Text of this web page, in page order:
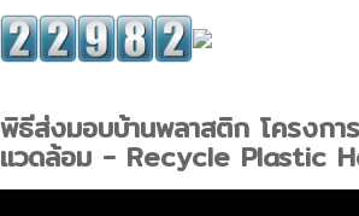
พิธีส่งมอบบ้านพลาสติก โครงก
แวดล้อม - Recycle Plastic